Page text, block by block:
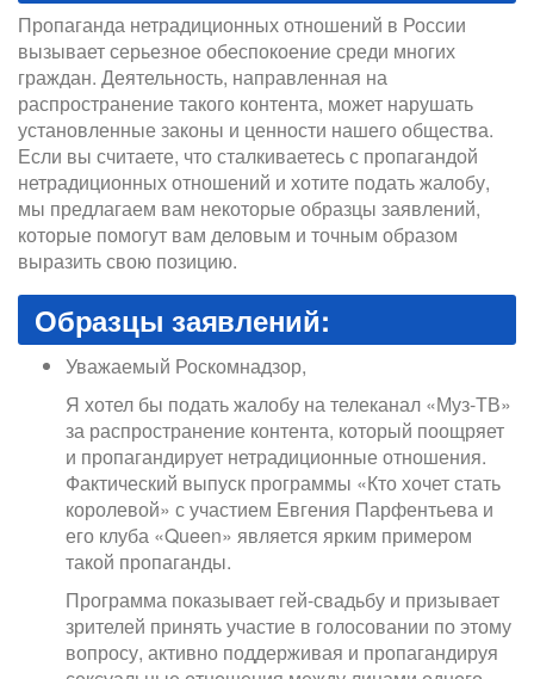
Пропаганда нетрадиционных отношений в России
вызывает серьезное обеспокоение среди многих
граждан. Деятельность, направленная на
распространение такого контента, может нарушать
установленные законы и ценности нашего общества.
Если вы считаете, что сталкиваетесь с пропагандой
нетрадиционных отношений и хотите подать жалобу,
мы предлагаем вам некоторые образцы заявлений,
которые помогут вам деловым и точным образом
выразить свою позицию.
Образцы заявлений:
Уважаемый Роскомнадзор,
Я хотел бы подать жалобу на телеканал «Муз-ТВ»
за распространение контента, который поощряет
и пропагандирует нетрадиционные отношения.
Фактический выпуск программы «Кто хочет стать
королевой» с участием Евгения Парфентьева и
его клуба «Queen» является ярким примером
такой пропаганды.
Программа показывает гей-свадьбу и призывает
зрителей принять участие в голосовании по этому
вопросу, активно поддерживая и пропагандируя